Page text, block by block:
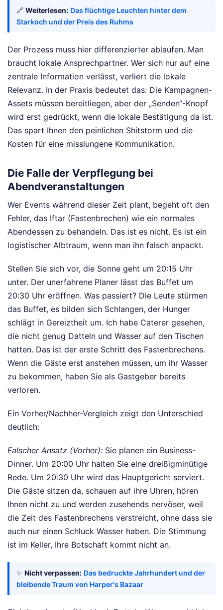
🔗 Weiterlesen: Das flüchtige Leuchten hinter dem
Starkoch und der Preis des Ruhms
Der Prozess muss hier differenzierter ablaufen. Man
braucht lokale Ansprechpartner. Wer sich nur auf eine
zentrale Information verlässt, verliert die lokale
Relevanz. In der Praxis bedeutet das: Die Kampagnen-
Assets müssen bereitliegen, aber der „Senden“-Knopf
wird erst gedrückt, wenn die lokale Bestätigung da ist.
Das spart Ihnen den peinlichen Shitstorm und die
Kosten für eine misslungene Kommunikation.
Die Falle der Verpflegung bei
Abendveranstaltungen
Wer Events während dieser Zeit plant, begeht oft den
Fehler, das Iftar (Fastenbrechen) wie ein normales
Abendessen zu behandeln. Das ist es nicht. Es ist ein
logistischer Albtraum, wenn man ihn falsch anpackt.
Stellen Sie sich vor, die Sonne geht um 20:15 Uhr
unter. Der unerfahrene Planer lässt das Buffet um
20:30 Uhr eröffnen. Was passiert? Die Leute stürmen
das Buffet, es bilden sich Schlangen, der Hunger
schlägt in Gereiztheit um. Ich habe Caterer gesehen,
die nicht genug Datteln und Wasser auf den Tischen
hatten. Das ist der erste Schritt des Fastenbrechens.
Wenn die Gäste erst anstehen müssen, um ihr Wasser
zu bekommen, haben Sie als Gastgeber bereits
verloren.
Ein Vorher/Nachher-Vergleich zeigt den Unterschied
deutlich:
Falscher Ansatz (Vorher): Sie planen ein Business-
Dinner. Um 20:00 Uhr halten Sie eine dreißigminütige
Rede. Um 20:30 Uhr wird das Hauptgericht serviert.
Die Gäste sitzen da, schauen auf ihre Uhren, hören
Ihnen nicht zu und werden zusehends nervöser, weil
die Zeit des Fastenbrechens verstreicht, ohne dass sie
auch nur einen Schluck Wasser haben. Die Stimmung
ist im Keller, Ihre Botschaft kommt nicht an.
✨ Nicht verpassen: Das bedruckte Jahrhundert und der
bleibende Traum von Harper's Bazaar